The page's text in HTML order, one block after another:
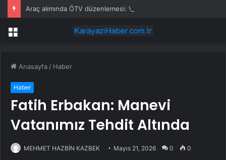
Menü
Anasayfa / Haber
Haber
Fatih Erbakan: Manevi
Vatanımız Tehdit Altında
MEHMET HAZBİN KAZBEK Mayıs 21, 2026 0 0